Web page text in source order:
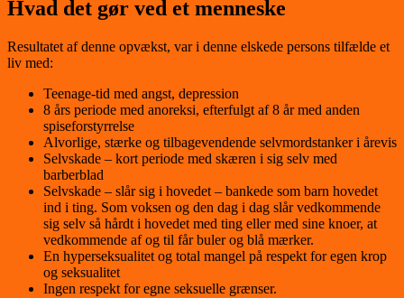
Hvad det gør ved et menneske
Resultatet af denne opvækst, var i denne elskede persons tilfælde et
liv med:
Teenage-tid med angst, depression
8 års periode med anoreksi, efterfulgt af 8 år med anden
spiseforstyrrelse
Alvorlige, stærke og tilbagevendende selvmordstanker i årevis
Selvskade – kort periode med skæren i sig selv med
barberblad
Selvskade – slår sig i hovedet – bankede som barn hovedet
ind i ting. Som voksen og den dag i dag slår vedkommende
sig selv så hårdt i hovedet med ting eller med sine knoer, at
vedkommende af og til får buler og blå mærker.
En hyperseksualitet og total mangel på respekt for egen krop
og seksualitet
Ingen respekt for egne seksuelle grænser.